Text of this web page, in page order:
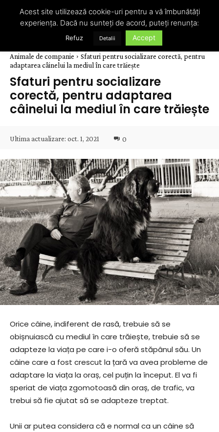
Animale de companie
Sfaturi pentru socializare corectă, pentru
adaptarea câinelui la mediul în care trăiește
Sfaturi pentru socializare
corectă, pentru adaptarea
câinelui la mediul în care trăiește
Ultima actualizare: oct. 1, 2021 0
Orice câine, indiferent de rasă, trebuie să se
obișnuiască cu mediul în care trăiește, trebuie să se
adapteze la viața pe care i-o oferă stăpânul său. Un
câine care a fost crescut la țară va avea probleme de
adaptare la viața la oraș, cel puțin la început. El va fi
speriat de viața zgomotoasă din oraș, de trafic, va
trebui să fie ajutat să se adapteze treptat.
Unii ar putea considera că e normal ca un câine să
Acest site utilizează cookie-uri pentru a vă îmbunătăți
experiența. Dacă nu sunteți de acord, puteți renunța:
Refuz Detalii Accept